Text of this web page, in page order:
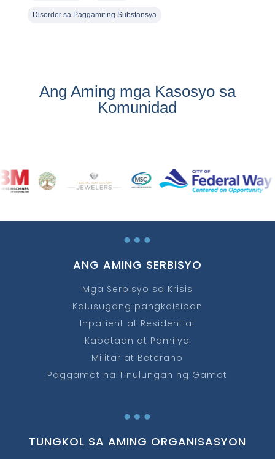
Disorder sa Paggamit ng Substansya
Ang Aming mga Kasosyo sa
Komunidad
…
ANG AMING SERBISYO
Mga Serbisyo sa Krisis
Kalusugang pangkaisipan
Inpatient at Residential
Kabataan at Pamilya
Militar at Beterano
Paggamot na Tinulungan ng Gamot
…
TUNGKOL SA AMING ORGANISASYON